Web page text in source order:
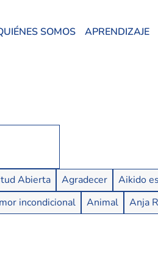
SOMOS APRENDIZAJE
Abierta Agradecer Aikido
incondicional
Animal Anja